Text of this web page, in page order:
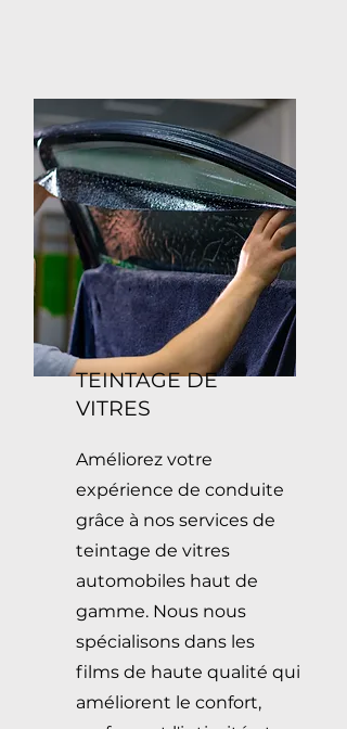
TEINTAGE DE
VITRES
Améliorez votre
expérience de conduite
grâce à nos services de
teintage de vitres
automobiles haut de
gamme. Nous nous
spécialisons dans les
films de haute qualité qui
améliorent le confort,